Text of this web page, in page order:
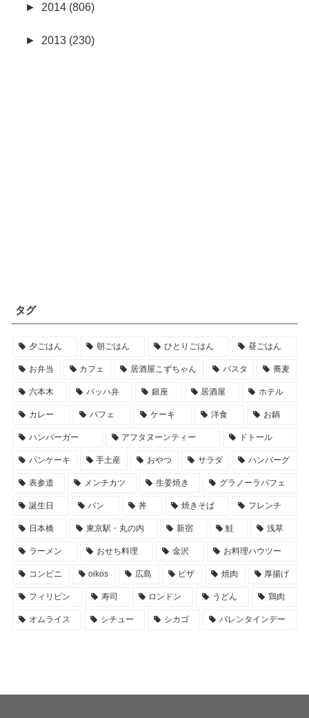
► 2014 (806)
► 2013 (230)
タグ
夕ごはん 朝ごはん ひとりごはん 昼ごはん
お弁当 カフェ 居酒屋こずちゃん パスタ 蕎麦
六本木 バッハ弁 銀座 居酒屋 ホテル
カレー パフェ ケーキ 洋食 お鍋
ハンバーガー アフタヌーンティー ドトール
パンケーキ 手土産 おやつ サラダ ハンバーグ
表参道 メンチカツ 生姜焼き グラノーラパフェ
誕生日 パン 丼 焼きそば フレンチ
日本橋 東京駅・丸の内 新宿 鮭 浅草
ラーメン おせち料理 金沢 お料理ハウツー
コンビニ oikos 広島 ピザ 焼肉 厚揚げ
フィリピン 寿司 ロンドン うどん 鶏肉
オムライス シチュー シカゴ バレンタインデー